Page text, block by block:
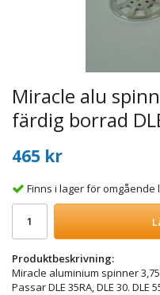
Miracle alu
färdig borrad
465 kr
Finns i lager för omgående
Produktbeskrivning:
Miracle aluminium spinner
Passar DLE 35RA, DLE 30. DLE